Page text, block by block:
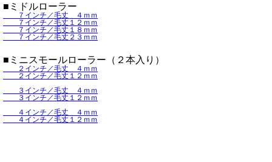
■ミドルローラー
７インチ／毛丈 ４ｍｍ
７インチ／毛丈１２ｍｍ
７インチ／毛丈１８ｍｍ
７インチ／毛丈２３ｍｍ
■ミニスモールローラー（２本入り）
２インチ／毛丈 ４ｍｍ
２インチ／毛丈１２ｍｍ
３インチ／毛丈 ４ｍｍ
３インチ／毛丈１２ｍｍ
４インチ／毛丈 ４ｍｍ
４インチ／毛丈１２ｍｍ